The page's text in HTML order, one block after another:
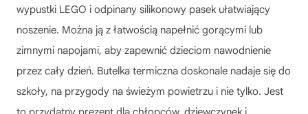
wypustki LEGO i odpinany silikonowy pasek ułatwiający
noszenie. Można ją z łatwością napełnić gorącymi lub
zimnymi napojami, aby zapewnić dzieciom nawodnienie
przez cały dzień. Butelka termiczna doskonale nadaje się do
szkoły, na przygody na świeżym powietrzu i nie tylko. Jest